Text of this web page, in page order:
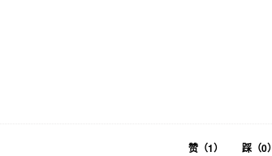
赞（1） 踩（0）